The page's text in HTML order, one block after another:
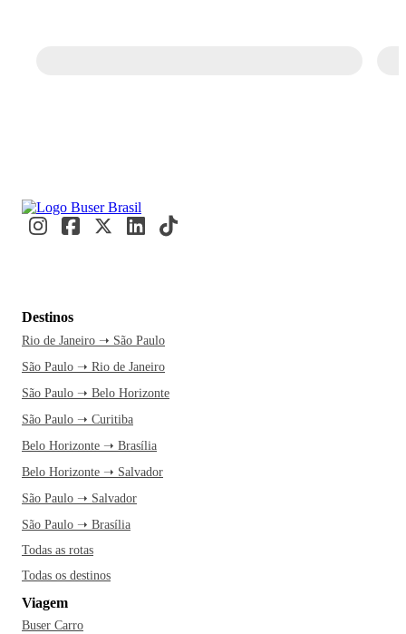
Destinos
Rio de Janeiro ➝ São Paulo
São Paulo ➝ Rio de Janeiro
São Paulo ➝ Belo Horizonte
São Paulo ➝ Curitiba
Belo Horizonte ➝ Brasília
Belo Horizonte ➝ Salvador
São Paulo ➝ Salvador
São Paulo ➝ Brasília
Todas as rotas
Todas os destinos
Viagem
Buser Carro